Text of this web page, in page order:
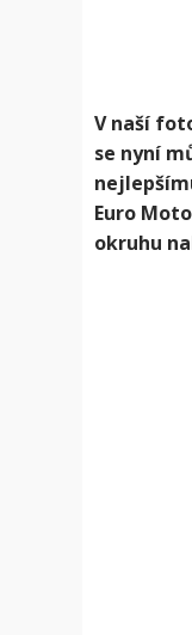
V naší
se nyní
Euro
okruhu